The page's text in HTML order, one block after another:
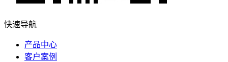
快速导航
产品中心
客户案例